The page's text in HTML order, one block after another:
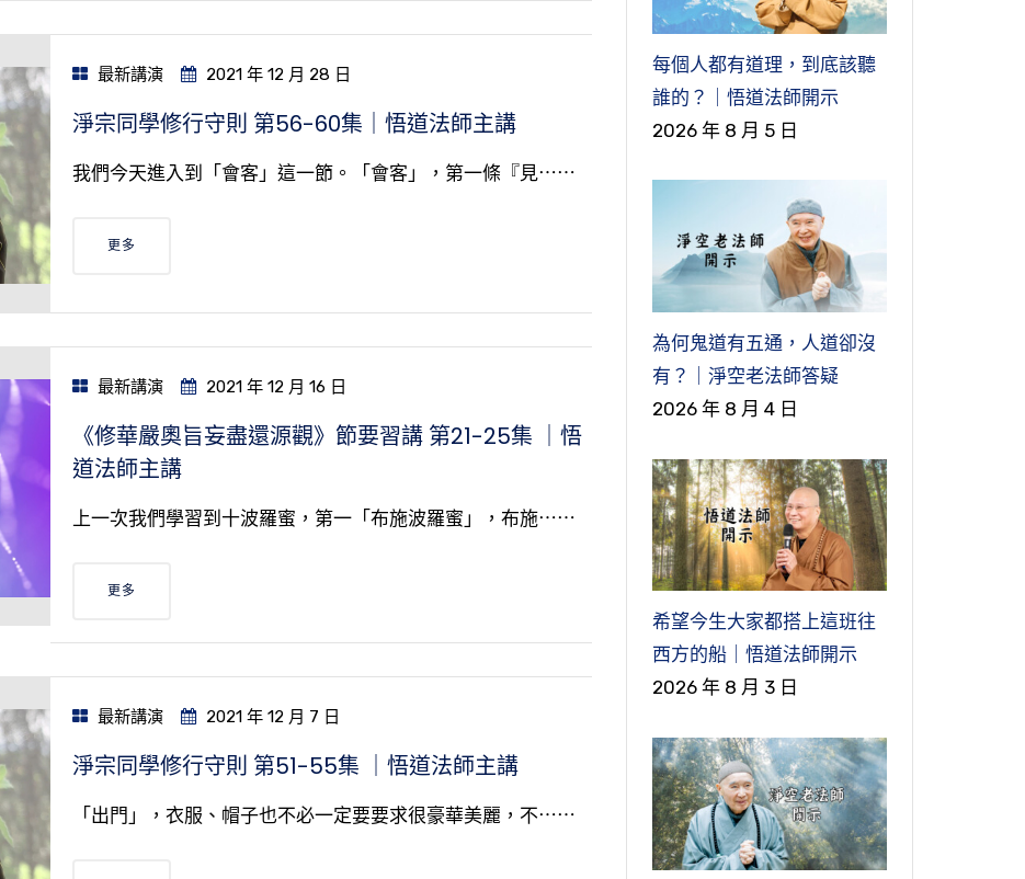
最新講演 2021 年 12 月 28 日
淨宗同學修行守則 第56-60集｜悟道法師主講
我們今天進入到「會客」這一節。「會客」，第一條『見⋯⋯
更多
最新講演 2021 年 12 月 16 日
《修華嚴奧旨妄盡還源觀》節要習講 第21-25集 ｜悟
道法師主講
上一次我們學習到十波羅蜜，第一「布施波羅蜜」，布施⋯⋯
更多
最新講演 2021 年 12 月 7 日
淨宗同學修行守則 第51-55集 ｜悟道法師主講
「出門」，衣服、帽子也不必一定要要求很豪華美麗，不⋯⋯
每個人都有道理，到底該聽
誰的？｜悟道法師開示
2026 年 8 月 5 日
為何鬼道有五通，人道卻沒
有？｜淨空老法師答疑
2026 年 8 月 4 日
希望今生大家都搭上這班往
西方的船｜悟道法師開示
2026 年 8 月 3 日